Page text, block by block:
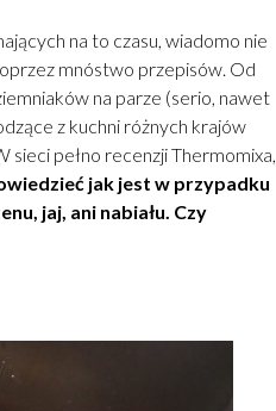
na to czasu, wiadomo nie
mnóstwo przepisów. Od
na parze (serio, nawet
z kuchni różnych krajów
sieci pełno recenzji Thermomixa,
jak jest w przypadku
jaj, ani nabiału. Czy